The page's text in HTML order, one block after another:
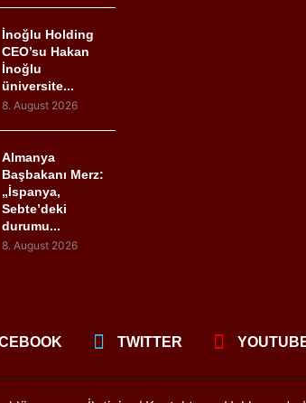
İnoğlu Holding
CEO’su Hakan
İnoğlu
üniversite...
8. August 2026
Almanya
Başbakanı Merz:
„İspanya,
Sebte’deki
durumu...
8. August 2026
TWITTER